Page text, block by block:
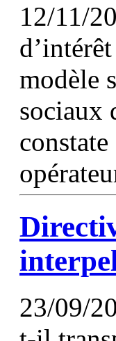
12/11/
modèle
sociaux
23/09/